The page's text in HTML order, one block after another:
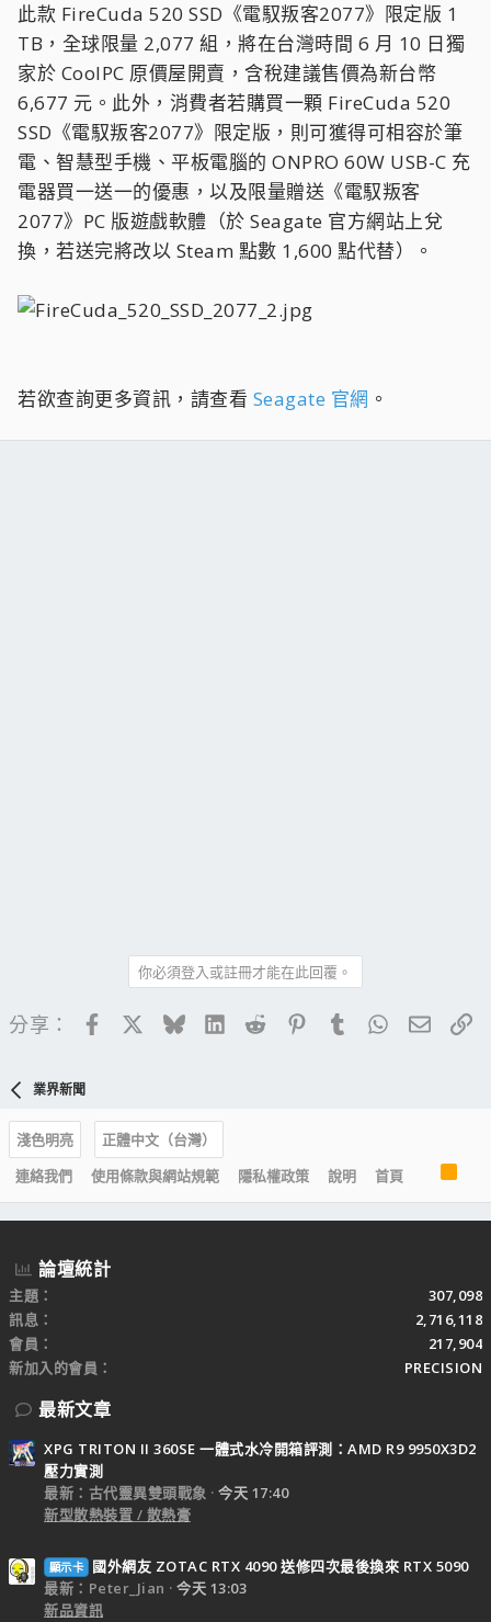
此款 FireCuda 520 SSD《電馭叛客2077》限定版 1
TB，全球限量 2,077 組，將在台灣時間 6 月 10 日獨
家於 CoolPC 原價屋開賣，含稅建議售價為新台幣
6,677 元。此外，消費者若購買一顆 FireCuda 520
SSD《電馭叛客2077》限定版，則可獲得可相容於筆
電、智慧型手機、平板電腦的 ONPRO 60W USB-C 充
電器買一送一的優惠，以及限量贈送《電馭叛客
2077》PC 版遊戲軟體（於 Seagate 官方網站上兌
換，若送完將改以 Steam 點數 1,600 點代替）。
若欲查詢更多資訊，請查看 Seagate 官網 。
你必須登入或註冊才能在此回覆。
分享： FacebookBlueskyLinkedIn
Reddit PinterestTumblrWhatsApp
電子
業界新聞
淺色明亮
正體中文（台灣）
連絡我們
使用條款與網站規範 隱私權政策 說明 首頁
S
論壇統計
主題
307,098
訊息
2,716,118
會員
217,904
新加入的會員
PRECISION
最新文章
XPG TRITON II 360SE 一體式水冷開箱評測：AMD R9 9950X3D2
壓力實測
最新：古代靈異雙頭戰象
今天 17:40
新型散熱裝置 / 散熱膏
顯示卡
國外網友 ZOTAC RTX 4090 送修四次最後換來 RTX 5090
最新：Peter_Jian
今天 13:03
新品資訊